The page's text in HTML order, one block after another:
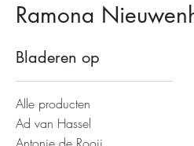
Ramona
Bladeren op
Alle producten
Ad van Hassel